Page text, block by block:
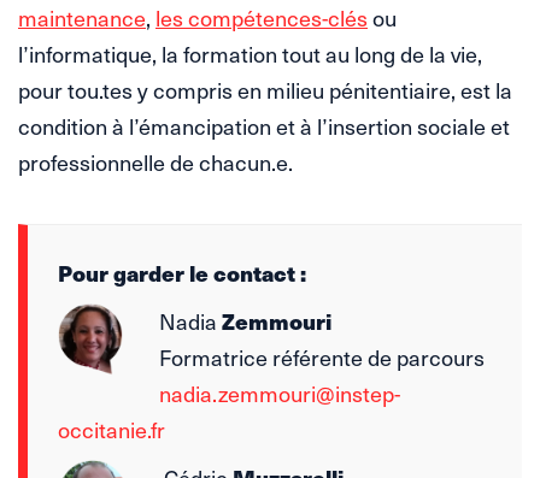
maintenance, les compétences-clés ou
l’informatique, la formation tout au long de la vie,
pour tou.tes y compris en milieu pénitentiaire, est la
condition à l’émancipation et à l’insertion sociale et
professionnelle de chacun.e.
Pour garder le contact :
Nadia Zemmouri
Formatrice référente de parcours
nadia.zemmouri@instep-
occitanie.fr